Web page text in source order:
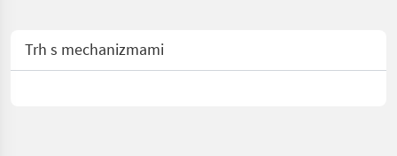
Trh s mechanizmami